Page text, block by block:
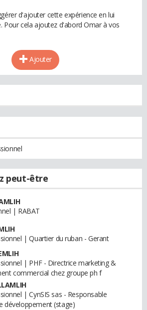
d'ajouter cette expérience en lui
Pour cela ajoutez d'abord Omar à vos
Ajouter
peut-être
| RABAT
| Quartier du ruban - Gerant
| PHF - Directrice marketing &
commercial chez groupe ph f
| CynSIS sas - Responsable
développement (stage)